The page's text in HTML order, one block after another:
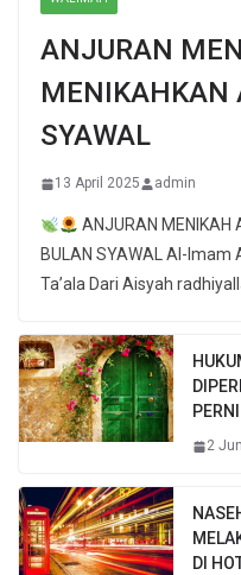
ANJURAN
MENIKAHKAN
SYAWAL
13 April 2025 admin
ANJURAN MENIKAH
BULAN SYAWAL Al-
2
DI